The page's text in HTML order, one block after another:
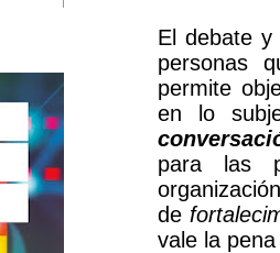
El debate y
personas
permite
en lo
para las
de
vale la